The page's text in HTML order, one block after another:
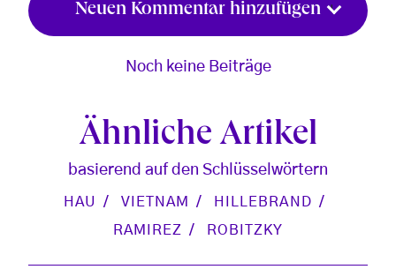
Neuen Kommentar hinzufügen
Noch keine Beiträge
Ähnliche Artikel
basierend auf den Schlüsselwörtern
HAU VIETNAM
HILLEBRAND
RAMIREZ
ROBITZKY